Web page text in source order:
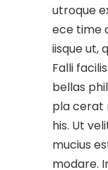
utroque
ece time
iisque ut,
Falli
bellas
pla cerat
his. Ut
mucius
modare.